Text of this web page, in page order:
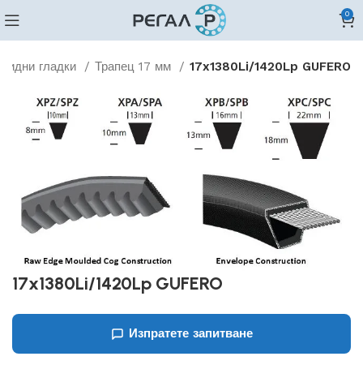
0
гладки Трапец 17 мм 17x1380Li/1420Lp GUFERO
17x1380Li/1420Lp GUFERO
Изпратете запитване